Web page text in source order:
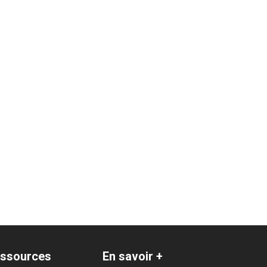
En savoir +